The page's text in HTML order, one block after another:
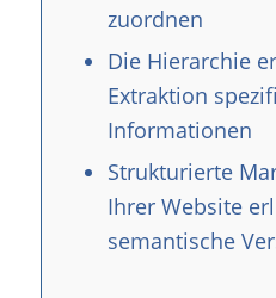
zuordnen
Die Hierarchie
Extraktion
Informationen
Strukturierte
Ihrer Website
semantische